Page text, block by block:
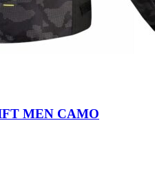
MEN CAMO